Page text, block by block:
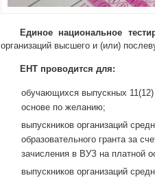
Единое национальное
организаций высшего и (или)
ЕНТ проводится для:
обучающихся выпускных 11(12)
основе по желанию;
выпускников организаций
образовательного гранта за
зачисления в ВУЗ на платной
выпускников организаций